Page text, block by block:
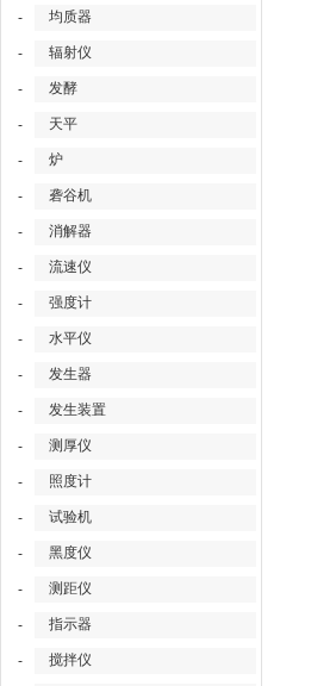
- 均质器
- 辐射仪
- 发酵
- 天平
- 炉
- 砻谷机
- 消解器
- 流速仪
- 强度计
- 水平仪
- 发生器
- 发生装置
- 测厚仪
- 照度计
- 试验机
- 黑度仪
- 测距仪
- 指示器
- 搅拌仪